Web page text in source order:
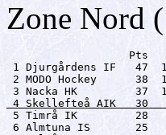
Zone Nord
Pts
1 Djurgårdens IF   47
2 MODO Hockey
4 Skellefteå AIK   30
5 Timrå IK         28
6 Almtuna IS       25